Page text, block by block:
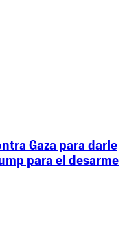
Gaza para darle
para el desarme